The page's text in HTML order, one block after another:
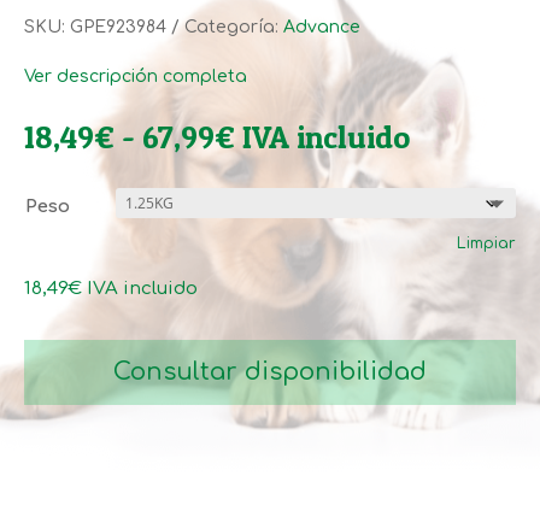
SKU: GPE923984 Categoría: Advance
Ver descripción completa
18,49€ - 67,99€ Rango
de
precios:
desde
hasta
67,99€
IVA incluido
Peso
Limpiar
18,49€ IVA incluido
Consultar disponibilidad